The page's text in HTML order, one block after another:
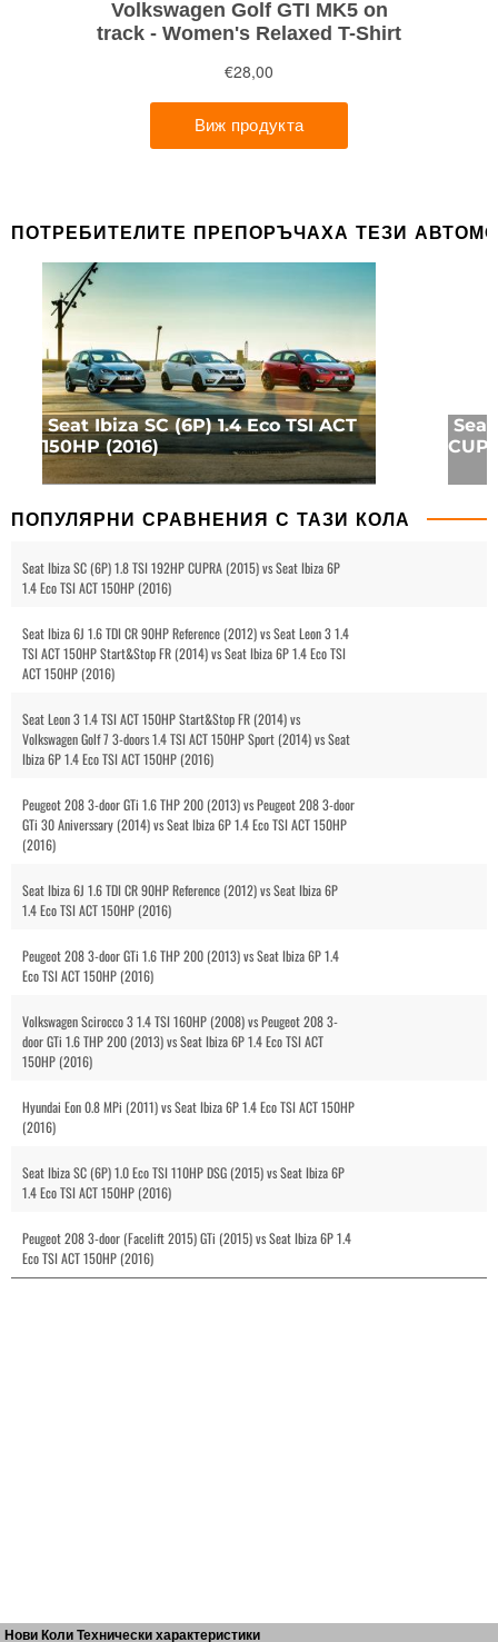
ПОТРЕБИТЕЛИТЕ ПРЕПОРЪЧАХА ТЕЗИ
Seat Ibiza SC (6P) 1.4 Eco TSI ACT
150HP (2016)
Seat
ПОПУЛЯРНИ СРАВНЕНИЯ С ТАЗИ КОЛА
Seat Ibiza SC (6P) 1.8 TSI 192HP CUPRA (2015) vs Seat Ibiza 6P
1.4 Eco TSI ACT 150HP (2016)
Seat Ibiza 6J 1.6 TDI CR 90HP Reference (2012) vs Seat Leon 3 1.4
TSI ACT 150HP Start&Stop FR (2014) vs Seat Ibiza 6P 1.4 Eco TSI
ACT 150HP (2016)
Seat Leon 3 1.4 TSI ACT 150HP Start&Stop FR (2014) vs
Volkswagen Golf 7 3-doors 1.4 TSI ACT 150HP Sport (2014) vs Seat
Ibiza 6P 1.4 Eco TSI ACT 150HP (2016)
Peugeot 208 3-door GTi 1.6 THP 200 (2013) vs Peugeot 208 3-door
GTi 30 Aniverssary (2014) vs Seat Ibiza 6P 1.4 Eco TSI ACT 150HP
(2016)
Seat Ibiza 6J 1.6 TDI CR 90HP Reference (2012) vs Seat Ibiza 6P
1.4 Eco TSI ACT 150HP (2016)
Peugeot 208 3-door GTi 1.6 THP 200 (2013) vs Seat Ibiza 6P 1.4
Eco TSI ACT 150HP (2016)
Volkswagen Scirocco 3 1.4 TSI 160HP (2008) vs Peugeot 208 3-
door GTi 1.6 THP 200 (2013) vs Seat Ibiza 6P 1.4 Eco TSI ACT
150HP (2016)
Hyundai Eon 0.8 MPi (2011) vs Seat Ibiza 6P 1.4 Eco TSI ACT 150HP
(2016)
Seat Ibiza SC (6P) 1.0 Eco TSI 110HP DSG (2015) vs Seat Ibiza 6P
1.4 Eco TSI ACT 150HP (2016)
Peugeot 208 3-door (Facelift 2015) GTi (2015) vs Seat Ibiza 6P 1.4
Eco TSI ACT 150HP (2016)
Нови Коли Технически характеристики